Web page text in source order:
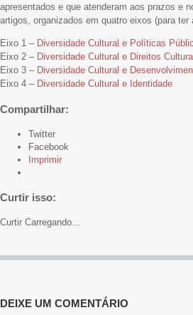
apresentados e que atenderam aos prazos e
artigos, organizados em quatro eixos (para
Eixo 1 – Diversidade Cultural e Políticas
Eixo 2 – Diversidade Cultural e Direitos
Eixo 3 – Diversidade Cultural e
Eixo 4 – Diversidade Cultural e Identidade
Compartilhar:
Twitter
Facebook
Imprimir
Curtir isso:
Curtir Carregando...
DEIXE UM COMENTÁRIO